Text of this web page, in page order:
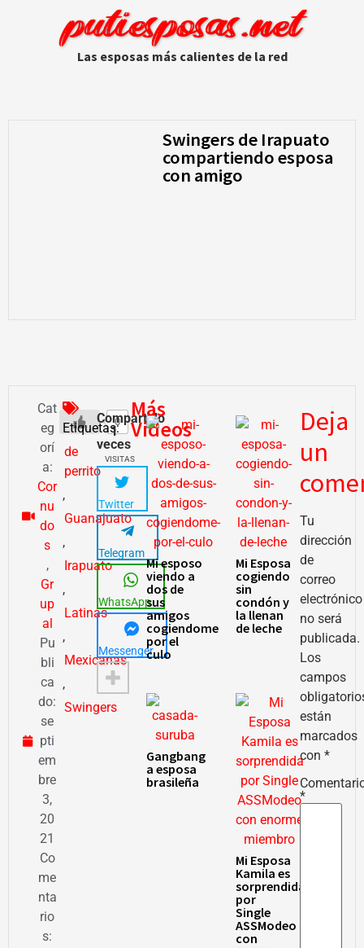
putiesposas.net
Las esposas más calientes de la red
Swingers de Irapuato
compartiendo esposa
con amigo
Cat
eg
orí
a:
Cor
nu
do
s
,
Gr
up
al
Pu
bli
ca
do:
se
pti
em
bre
3,
20
21
Co
me
nta
rio
s:
0
Etiquetas:
de
perrito
,
Guanajuato
,
Irapuato
,
Latinas
,
Mexicanas
,
Swingers
Compartido
1
veces
VISITAS
Twitter
Telegram
WhatsApp
Messenger
Más
Videos
Mi esposo
viendo a
dos de
sus
amigos
cogiendome
por el
culo
Mi Esposa
cogiendo
sin
condón y
la llenan
de leche
Gangbang
a esposa
brasileña
Mi Esposa
Kamila es
sorprendida
por
Single
ASSModeo
con
Deja
un
Tu
dirección
de
correo
electrónico
no será
publicada.
Los
campos
están
marcados
con *
*